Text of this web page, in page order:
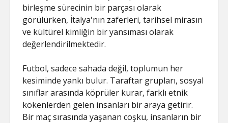
birleşme sürecinin bir parçası olarak
görülürken, İtalya'nın zaferleri, tarihsel mirasın
ve kültürel kimliğin bir yansıması olarak
değerlendirilmektedir.
Futbol, sadece sahada değil, toplumun her
kesiminde yankı bulur. Taraftar grupları, sosyal
sınıflar arasında köprüler kurar, farklı etnik
kökenlerden gelen insanları bir araya getirir.
Bir maç sırasında yaşanan coşku, insanların bir